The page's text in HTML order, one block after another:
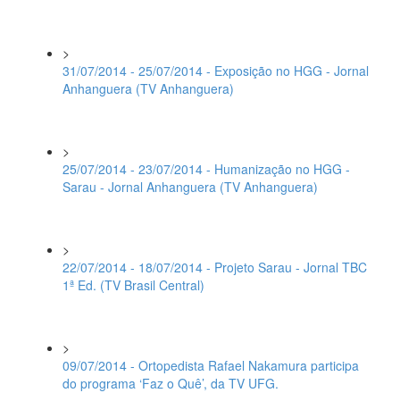
>
31/07/2014 - 25/07/2014 - Exposição no HGG - Jornal
Anhanguera (TV Anhanguera)
>
25/07/2014 - 23/07/2014 - Humanização no HGG -
Sarau - Jornal Anhanguera (TV Anhanguera)
>
22/07/2014 - 18/07/2014 - Projeto Sarau - Jornal TBC
1ª Ed. (TV Brasil Central)
>
09/07/2014 - Ortopedista Rafael Nakamura participa
do programa ‘Faz o Quê’, da TV UFG.